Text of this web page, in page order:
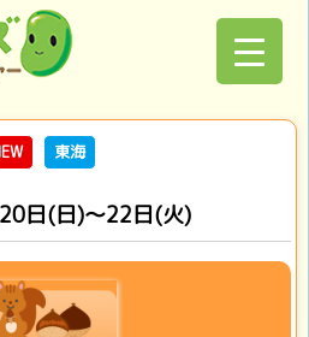
東海
日(日)～22日(火)